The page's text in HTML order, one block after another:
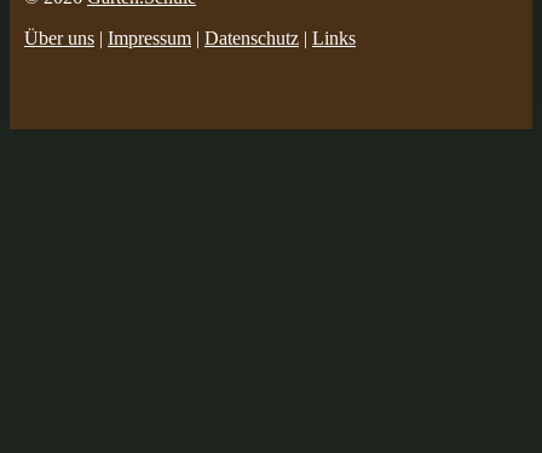
Über uns | Impressum | Datenschutz | Links